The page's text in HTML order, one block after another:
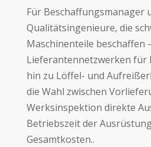
Für Beschaffungsmanager
Qualitätsingenieure, die
Maschinenteile beschaffen
Lieferantennetzwerken für
hin zu Löffel- und
die Wahl zwischen
Werksinspektion direkte
Betriebszeit der
Gesamtkosten..